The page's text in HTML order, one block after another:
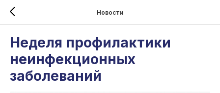
Новости
Неделя профилактики
неинфекционных
заболеваний